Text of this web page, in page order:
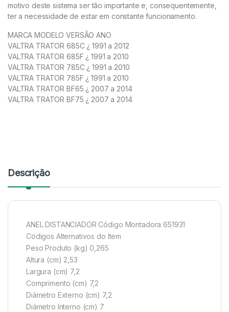
motivo deste sistema ser tão importante e, consequentemente,
ter a necessidade de estar em constante funcionamento.
MARCA MODELO VERSÃO ANO
VALTRA TRATOR 685C ¿ 1991 a 2012
VALTRA TRATOR 685F ¿ 1991 a 2010
VALTRA TRATOR 785C ¿ 1991 a 2010
VALTRA TRATOR 785F ¿ 1991 a 2010
VALTRA TRATOR BF65 ¿ 2007 a 2014
VALTRA TRATOR BF75 ¿ 2007 a 2014
Descrição
ANEL DISTANCIADOR Código Montadora 651931
Códigos Alternativos do Item
Peso Produto (kg) 0,265
Altura (cm) 2,53
Largura (cm) 7,2
Comprimento (cm) 7,2
Diâmetro Externo (cm) 7,2
Diâmetro Interno (cm) 7